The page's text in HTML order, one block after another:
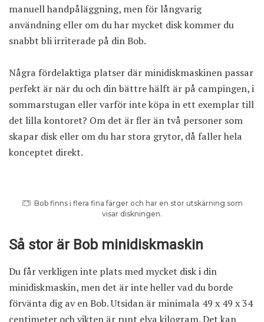
manuell handpåläggning, men för långvarig
användning eller om du har mycket disk kommer du
snabbt bli irriterade på din Bob.
Några fördelaktiga platser där minidiskmaskinen passar
perfekt är när du och din bättre hälft är på campingen, i
sommarstugan eller varför inte köpa in ett exemplar till
det lilla kontoret? Om det är fler än två personer som
skapar disk eller om du har stora grytor, då faller hela
konceptet direkt.
Bob finns i flera fina färger och har en stor utskärning som
visar diskningen.
Så stor är Bob minidiskmaskin
Du får verkligen inte plats med mycket disk i din
minidiskmaskin, men det är inte heller vad du borde
förvänta dig av en Bob. Utsidan är minimala 49 x 49 x 34
centimeter och vikten är runt elva kilogram. Det kan